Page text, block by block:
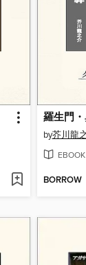
羅生門
by芥川龍
EBOOK
BORROW